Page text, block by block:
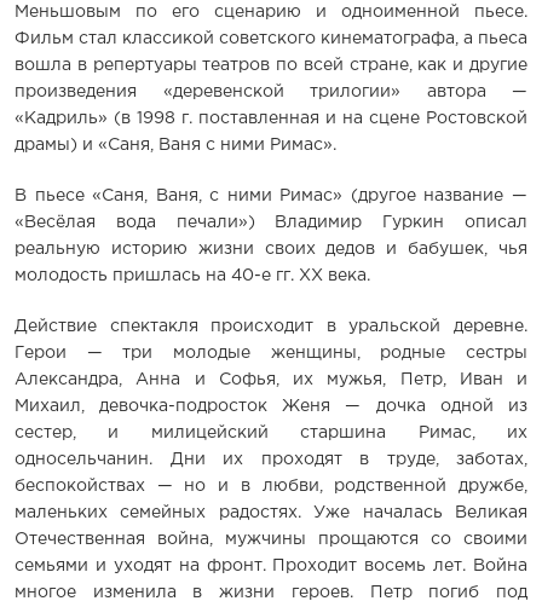
Меньшовым по его сценарию и одноименной пьесе.
Фильм стал классикой советского кинематографа, а пьеса
вошла в репертуары театров по всей стране, как и другие
произведения «деревенской трилогии» автора —
«Кадриль» (в 1998 г. поставленная и на сцене Ростовской
драмы) и «Саня, Ваня с ними Римас».
В пьесе «Саня, Ваня, с ними Римас» (другое название —
«Весёлая вода печали») Владимир Гуркин описал
реальную историю жизни своих дедов и бабушек, чья
молодость пришлась на 40-е гг. XX века.
Действие спектакля происходит в уральской деревне.
Герои — три молодые женщины, родные сестры
Александра, Анна и Софья, их мужья, Петр, Иван и
Михаил, девочка-подросток Женя — дочка одной из
сестер, и милицейский старшина Римас, их
односельчанин. Дни их проходят в труде, заботах,
беспокойствах — но и в любви, родственной дружбе,
маленьких семейных радостях. Уже началась Великая
Отечественная война, мужчины прощаются со своими
семьями и уходят на фронт. Проходит восемь лет. Война
многое изменила в жизни героев. Петр погиб под